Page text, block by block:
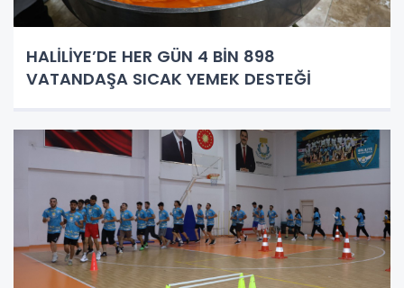
HALİLİYE’DE HER GÜN 4 BİN 898
VATANDAŞA SICAK YEMEK DESTEĞİ